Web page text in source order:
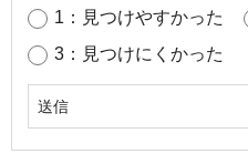
1：見つけやすかった
3：見つけにくかった